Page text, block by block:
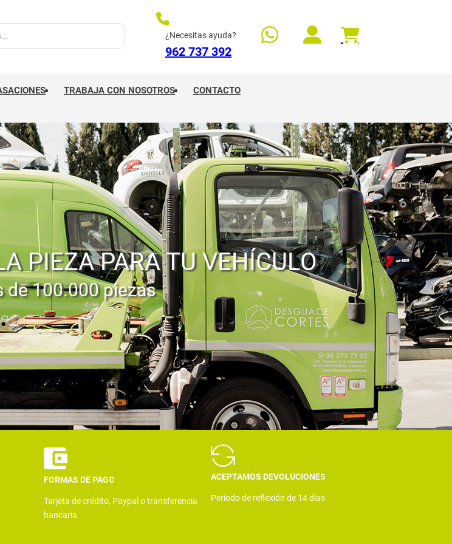
¿Necesitas ayuda?
962 737 392
TRABAJA CON NOSOTROS CONTACTO
PIEZA PARA TU VEHÍCULO
de 100.000 piezas
FORMAS DE PAGO
Tarjeta de crédito, Paypal o transferencia
bancaria
ACEPTAMOS DEVOLUCIONES
Periodo de reflexión de 14 días